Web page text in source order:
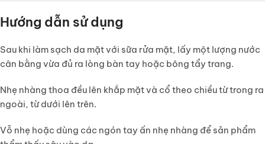
Hướng dẫn sử dụng
Sau khi làm sạch da mặt với sữa rửa mặt, lấy một lượng nước
cân bằng vừa đủ ra lòng bàn tay hoặc bông tẩy trang.
Nhẹ nhàng thoa đều lên khắp mặt và cổ theo chiều từ trong ra
ngoài, từ dưới lên trên.
Vỗ nhẹ hoặc dùng các ngón tay ấn nhẹ nhàng để sản phẩm